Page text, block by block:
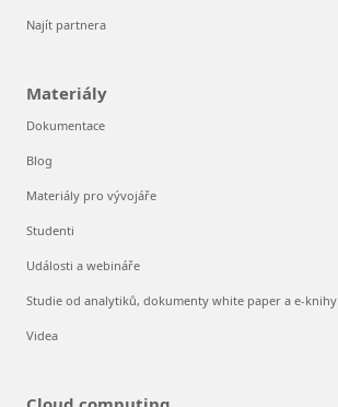
Najít partnera
Materiály
Dokumentace
Blog
Materiály pro vývojáře
Studenti
Události a webináře
Studie od analytiků, dokumenty white paper a e-knihy
Videa